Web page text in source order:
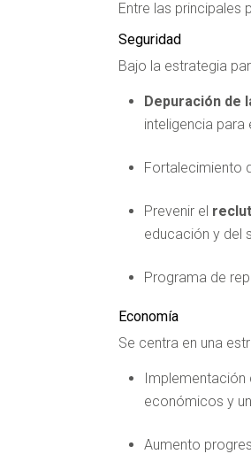
Entre las principales
Seguridad
Bajo la estrategia
Depuración de
inteligencia
Fortalecimiento
Prevenir el
educación y del
Programa de
Economía
Se centra en una
Implementación
económicos y
Aumento